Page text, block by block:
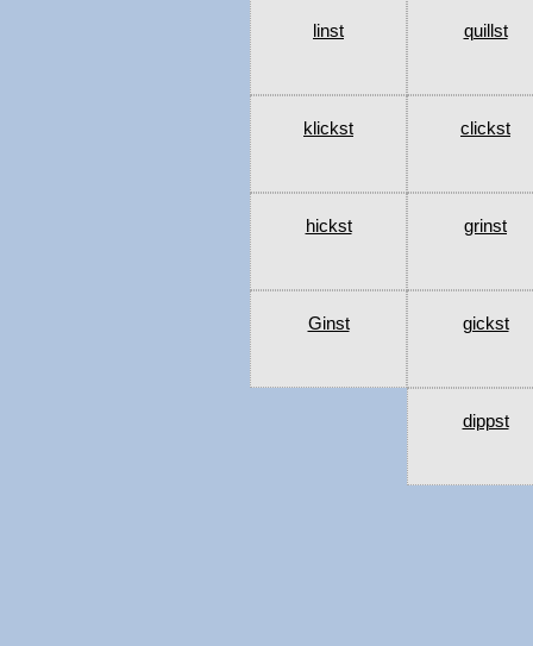
linst quillst
klickst clickst
hickst grinst
Ginst gickst
dippst